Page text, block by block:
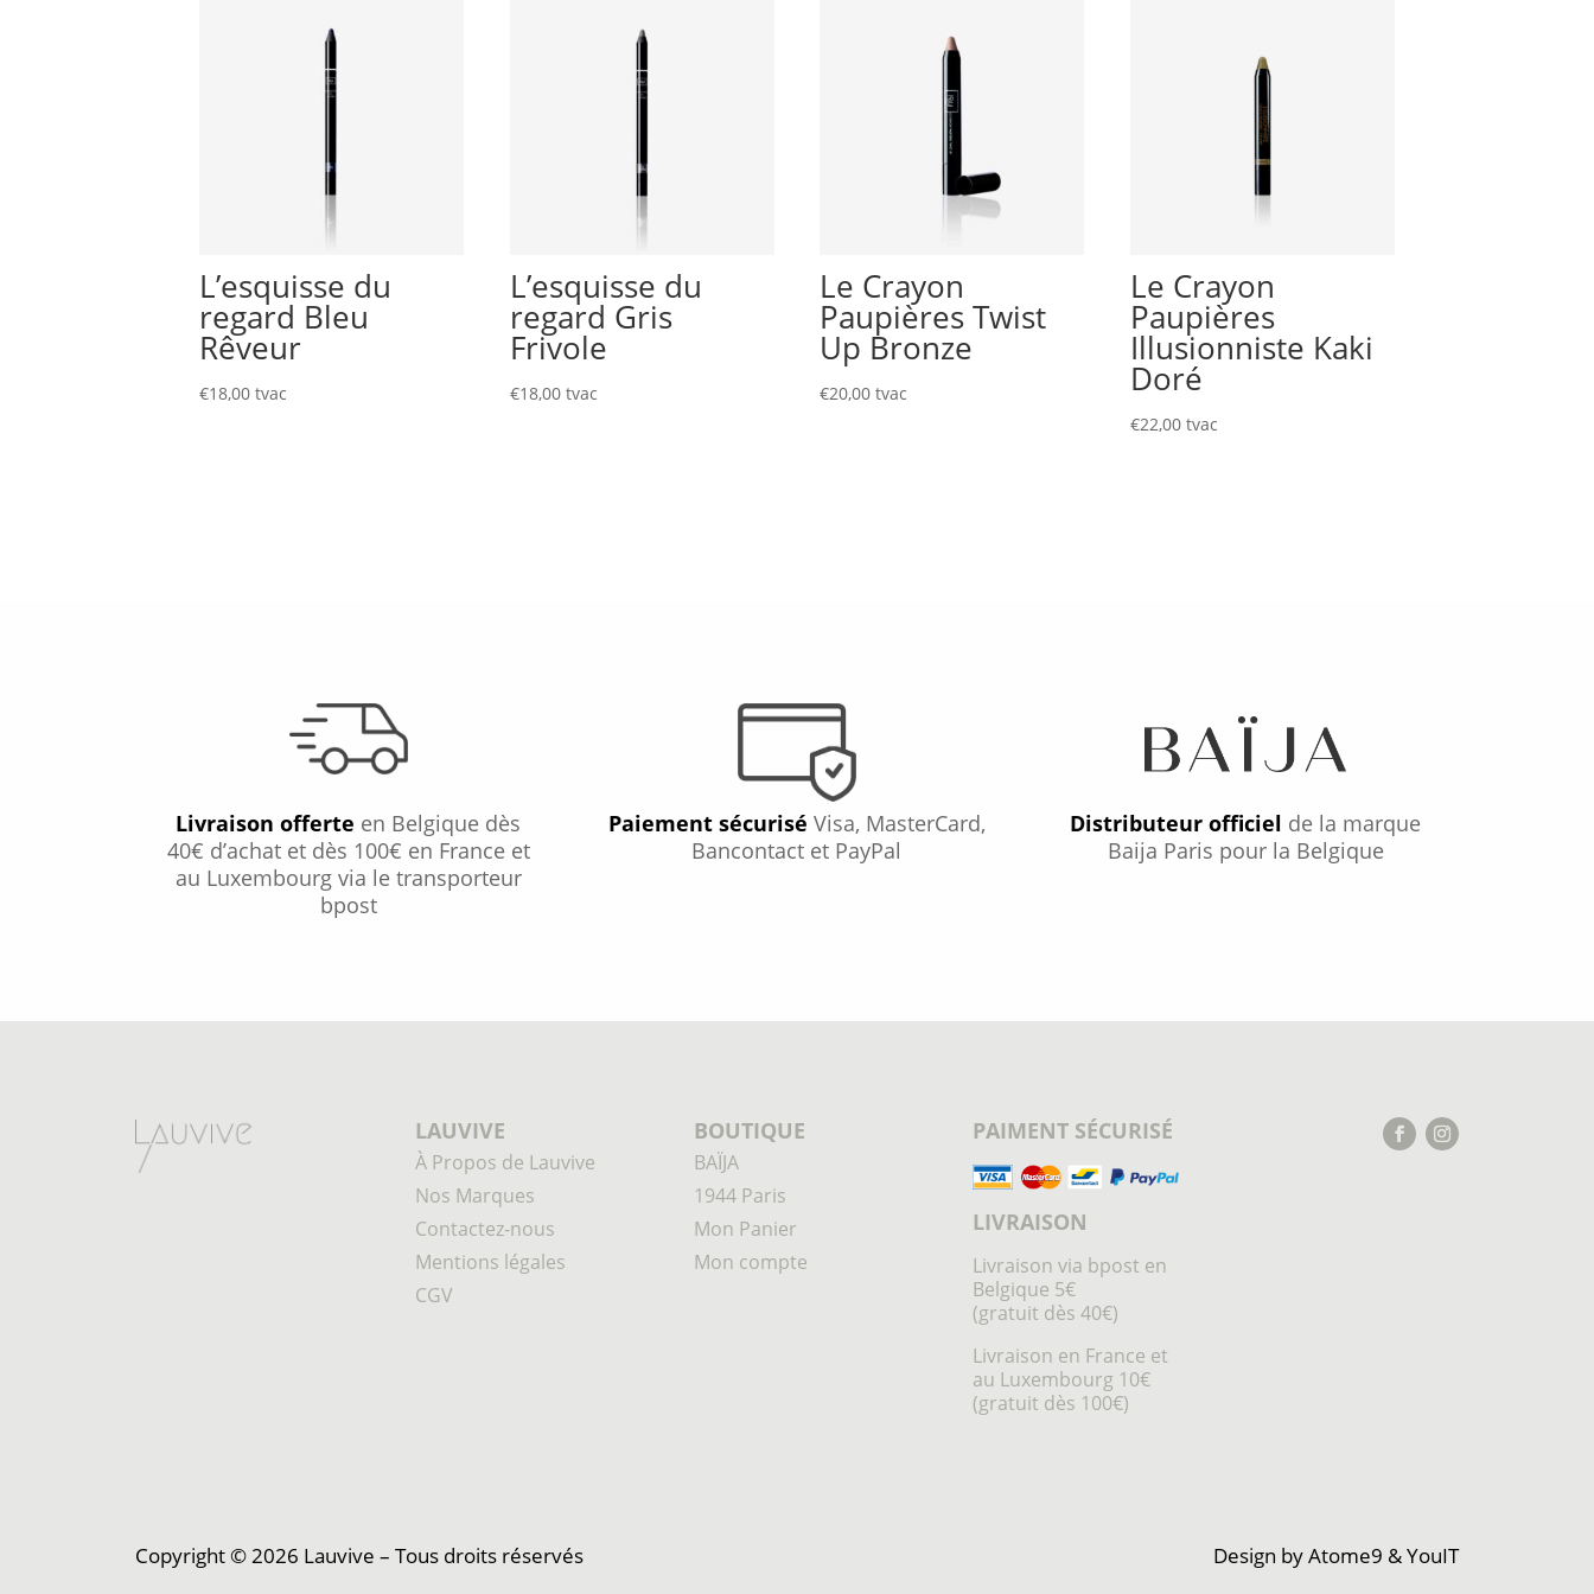
L’esquisse du
regard Bleu
Rêveur
€18,00 tvac
L’esquisse du
regard Gris
Frivole
€18,00 tvac
Le Crayon
Paupières Twist
Up Bronze
€20,00 tvac
Le Crayon
Paupières
Illusionniste Kaki
Doré
€22,00 tvac
Livraison offerte en Belgique dès
40€ d’achat et dès 100€ en France et
au Luxembourg via le transporteur
bpost
Paiement sécurisé Visa, MasterCard,
Bancontact et PayPal
Distributeur officiel de la marque
Baija Paris pour la Belgique
LAUVIVE
À Propos de Lauvive
Nos Marques
Contactez-nous
Mentions légales
CGV
BOUTIQUE
BAÏJA
1944 Paris
Mon Panier
Mon compte
PAIMENT SÉCURISÉ
LIVRAISON
Livraison via bpost en
Belgique 5€
(gratuit dès 40€)
Livraison en France et
au Luxembourg 10€
(gratuit dès 100€)
Copyright © 2026 Lauvive – Tous droits réservés Design byAtome9 &YouIT